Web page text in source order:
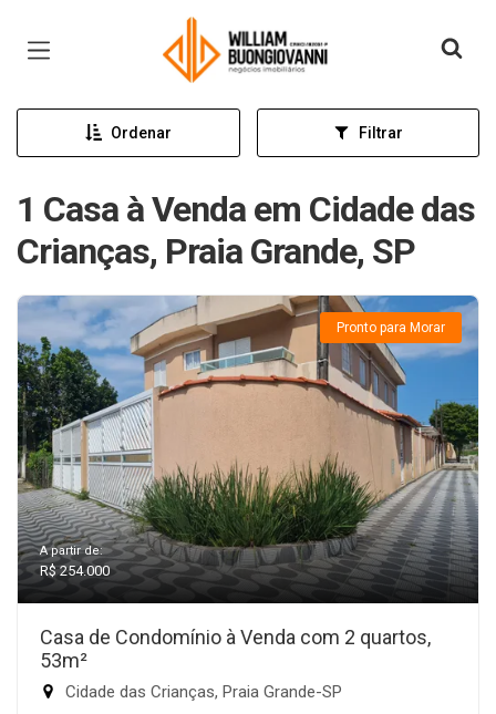
Página inicial
Ordenar Filtrar
1 Casa à Venda em Cidade das
Crianças, Praia Grande, SP
Pronto para Morar
A partir de:
R$ 254.000
Casa de Condomínio à Venda com 2 quartos,
53m²
Cidade das Crianças, Praia Grande-SP